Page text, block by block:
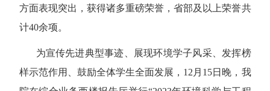
方面表现突出，获得诸多重磅荣誉，省部及以上荣誉共
计40余项。
为宣传先进典型事迹、展现环境学子风采、发挥榜
样示范作用、鼓励全体学生全面发展， 12 月 15日晚，我